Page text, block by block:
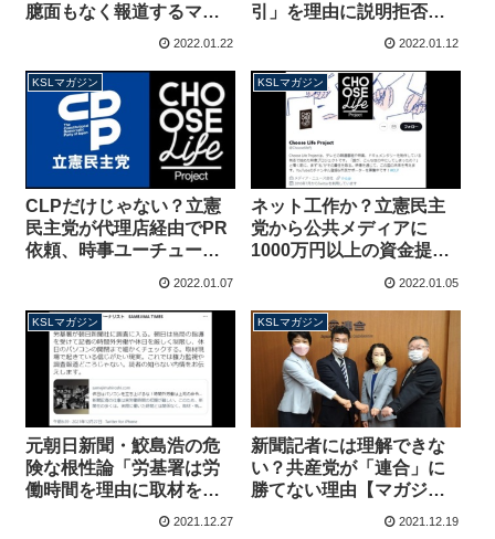
臆面もなく報道するマス
コミ、煽るまとめサイト
2022.01.22
引」を理由に説明拒否！
福山前幹事長の処分もな
問題なし！【マガジン153
2022.01.12
KSLマガジン
CLPだけじゃない？立憲
民主党が代理店経由でPR
依頼、時事ユーチューバ
れていた「予算はかなり
の金額でした」【マガジ
ン152号】
2022.01.07
KSLマガジン
ネット工作か？立憲民主
党から公共メディアに
1000万円以上の資金提
広告代理店経由の資金を
解明せよ【マガジン151
2022.01.05
KSLマガジン
元朝日新聞・鮫島浩の危
険な根性論「労基署は労
働時間を理由に取材を妨
害することも可能」電通
2021.12.27
KSLマガジン
新聞記者には理解できな
い？共産党が「連合」に
勝てない理由【マガジン
2021.12.19